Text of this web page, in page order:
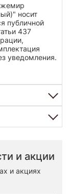
носит
публичной
437
уведомления.
и акции
и акциях